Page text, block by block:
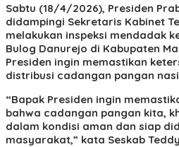
Sabtu (18/4/2026), Presiden
didampingi Sekretaris Kabinet
melakukan inspeksi mendadak
Bulog Danurejo di Kabupaten
Presiden ingin memastikan
distribusi cadangan pangan
“Bapak Presiden ingin
bahwa cadangan pangan kita,
dalam kondisi aman dan siap
masyarakat,” kata Seskab